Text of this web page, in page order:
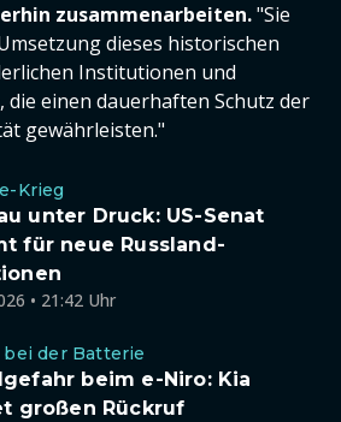
zusammenarbeiten."Sie
dieses historischen
Institutionen und
die einen dauerhaften Schutz der
gewährleisten."
Krieg
unter Druck: US-Senat
für neue Russland-
• 21:42 Uhr
bei der Batterie
beim e-Niro: Kia
großen Rückruf